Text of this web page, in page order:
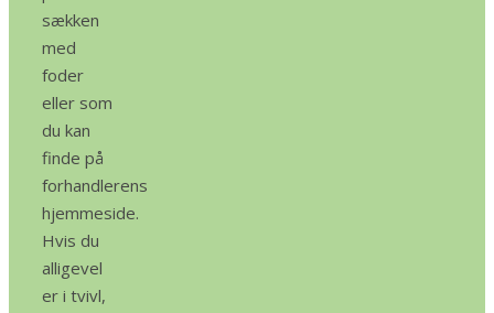
sækken
med
foder
eller som
du kan
finde på
forhandlerens
hjemmeside.
Hvis du
alligevel
er i tvivl,